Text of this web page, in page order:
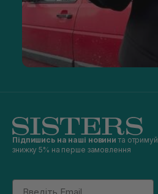
Підпишись на наші новини та отримуй
знижку 5% на перше замовлення
Email